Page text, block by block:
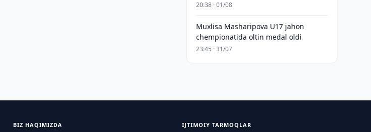
20:38 · 01/08
Muxlisa Masharipova U17 jahon
chempionatida oltin medal oldi
23:45 · 31/07
BIZ HAQIMIZDA IJTIMOIY TARMOQLAR